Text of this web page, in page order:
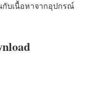
กับเนื้อหาจากอุปกรณ์